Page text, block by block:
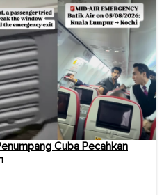
Cuba Pecahkan